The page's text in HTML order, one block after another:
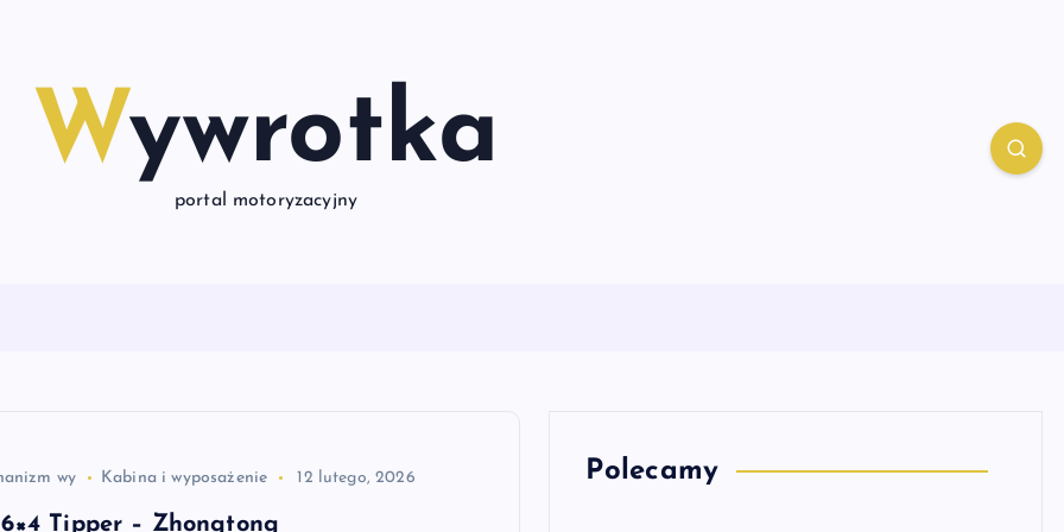
Wywrotka
portal motoryzacyjny
wy Kabina i wyposażenie 12 lutego, 2026
Tipper – Zhongtong
Polecamy